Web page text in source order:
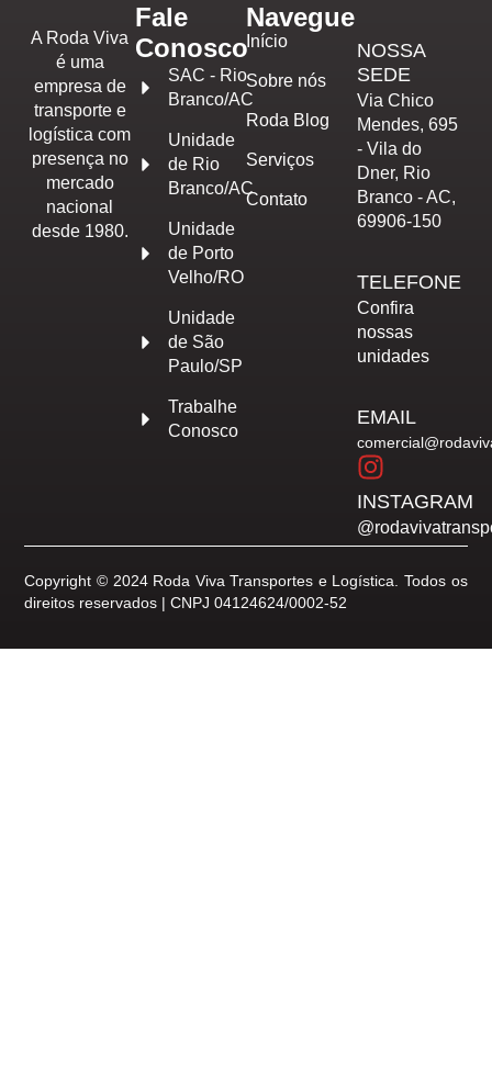
A Roda Viva
é uma
empresa de
transporte e
logística com
presença no
mercado
nacional
desde 1980.
Fale
Conosco
SAC - Rio
Branco/AC
Unidade
de Rio
Branco/AC
Unidade
de Porto
Velho/RO
Unidade
de São
Paulo/SP
Trabalhe
Conosco
Navegue
Início
Sobre nós
Roda Blog
Serviços
Contato
NOSSA
SEDE
Via Chico
Mendes, 695
- Vila do
Dner, Rio
Branco - AC,
69906-150
TELEFONE
Confira
nossas
unidades
EMAIL
INSTAGRAM
Copyright © 2024 Roda Viva Transportes e Logística. Todos os
direitos reservados | CNPJ 04124624/0002-52